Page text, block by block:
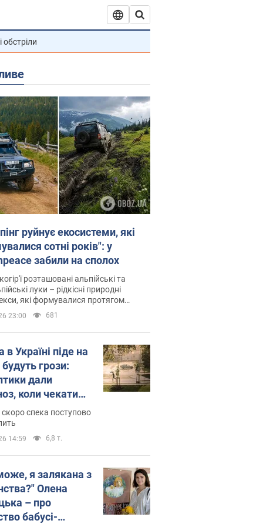
обстріли
руйнує екосистеми, які
сотні років": у
забили на сполох
розташовані альпійські та
луки – рідкісні природні
які формувалися протягом
23:00 681
в Україні піде на
грози:
дали
коли чекати
погоди
скоро спека поступово
14:59 6,8 т.
я залякана з
Олена
– про
бабусі-